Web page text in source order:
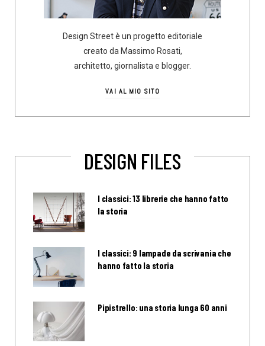
Design Street è un progetto editoriale
creato da Massimo Rosati,
architetto, giornalista e blogger.
VAI AL MIO SITO
DESIGN FILES
I classici: 13 librerie che hanno fatto
la storia
I classici: 9 lampade da scrivania che
hanno fatto la storia
Pipistrello: una storia lunga 60 anni